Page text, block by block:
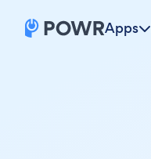
Apps